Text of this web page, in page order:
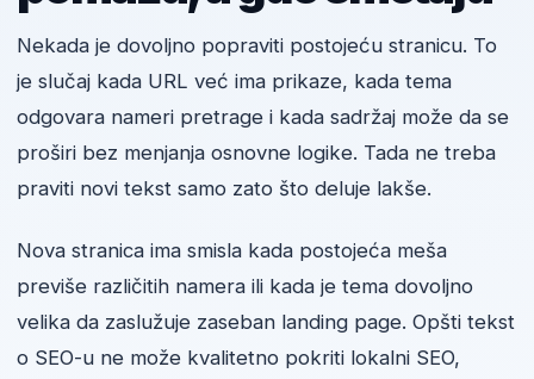
Nekada je dovoljno popraviti postojeću stranicu. To
je slučaj kada URL već ima prikaze, kada tema
odgovara nameri pretrage i kada sadržaj može da se
proširi bez menjanja osnovne logike. Tada ne treba
praviti novi tekst samo zato što deluje lakše.
Nova stranica ima smisla kada postojeća meša
previše različitih namera ili kada je tema dovoljno
velika da zaslužuje zaseban landing page. Opšti tekst
o SEO-u ne može kvalitetno pokriti lokalni SEO,